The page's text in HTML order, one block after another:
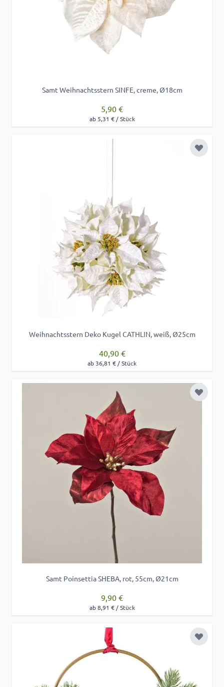
Samt Weihnachtsstern SINFE, creme, Ø18cm
5,90 €
ab 5,31 € / Stück
Zur
Weihnachtsstern Deko Kugel CATHLIN, weiß, Ø25cm
40,90 €
ab 36,81 € / Stück
Zur
Samt Poinsettia SHEBA, rot, 55cm, Ø21cm
9,90 €
ab 8,91 € / Stück
Zur